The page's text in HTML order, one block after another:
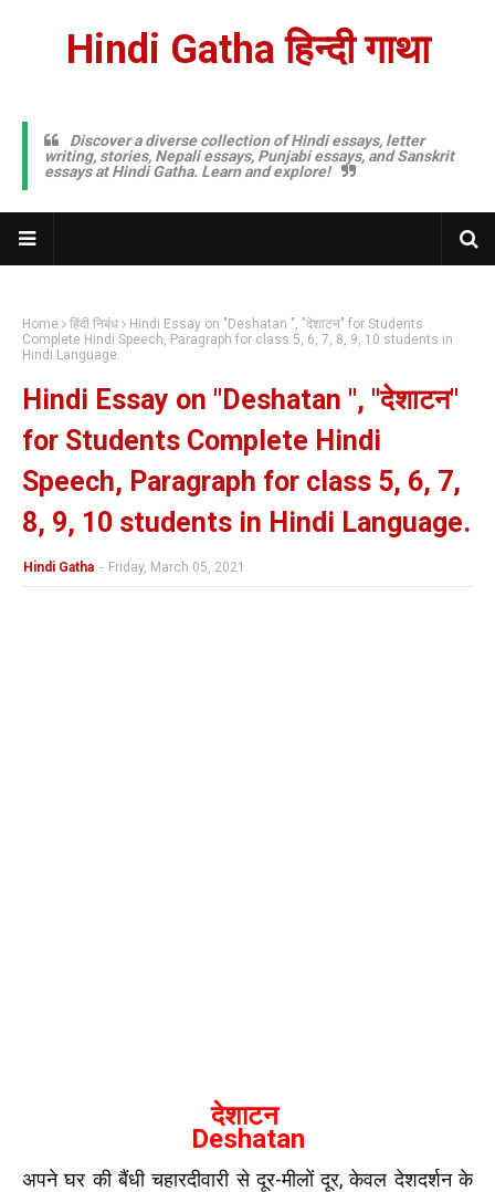
Hindi Gatha हिन्दी गाथा
Discover a diverse collection of Hindi essays, letter
writing, stories, Nepali essays, Punjabi essays, and Sanskrit
essays at Hindi Gatha. Learn and explore!
Home हिंदी निबंध
Hindi Essay on "Deshatan ", "देशाटन" for Students
Complete Hindi Speech, Paragraph for class 5, 6, 7, 8, 9, 10 students in
Hindi Language.
Hindi Essay on "Deshatan ", "देशाटन"
for Students Complete Hindi
Speech, Paragraph for class 5, 6, 7,
8, 9, 10 students in Hindi Language.
Hindi Gatha - Friday, March 05, 2021
देशाटन
Deshatan
अपने घर की बैंधी चहारदीवारी से दूर-मीलों दूर, केवल देशदर्शन के